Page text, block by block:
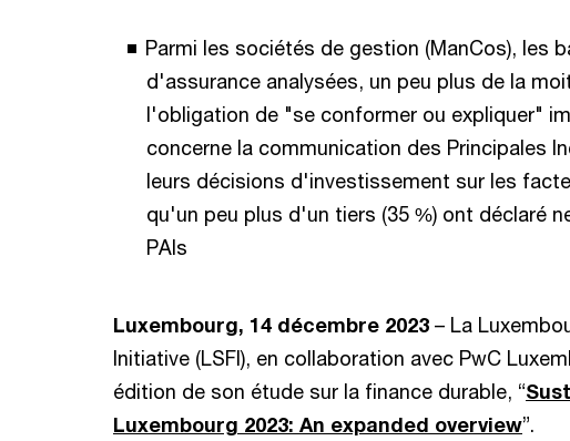
Parmi les sociétés de gestion (ManCos), les
d'assurance analysées, un peu plus de la
l'obligation de "se conformer ou expliquer"
concerne la communication des Principales
leurs décisions d'investissement sur les
qu'un peu plus d'un tiers (35 %) ont déclaré
PAIs
Luxembourg, 14 décembre 2023 – La
Initiative (LSFI), en collaboration avec PwC
édition de son étude sur la finance durable, “
Luxembourg 2023: An expanded overview”.